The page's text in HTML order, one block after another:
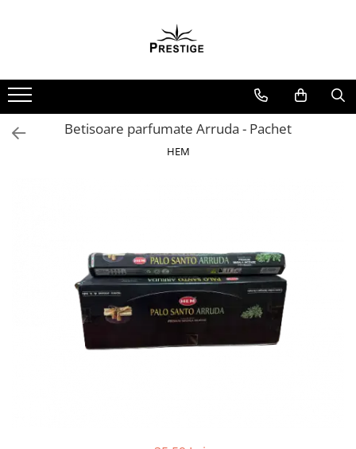
Noutati
Promotii
Pachete Speciale Carti
Dezvoltare Spirituala
KidConnection
New Illuminati Files
Betisoare parfumate Arruda - Pachet
HEM